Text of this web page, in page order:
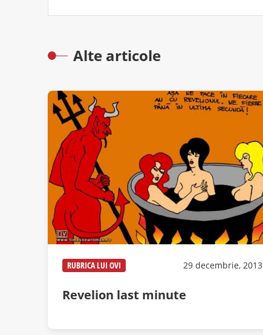
Alte articole
RUBRICA LUI OVI 29 decembrie, 2013
Revelion last minute